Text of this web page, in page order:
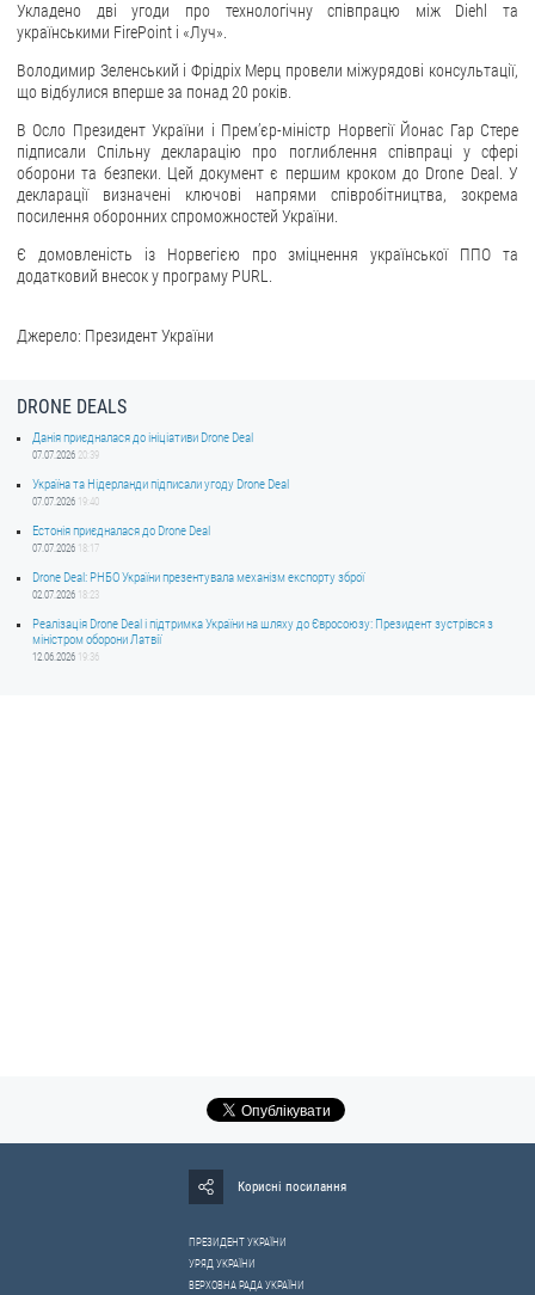
Укладено дві угоди про технологічну співпрацю між Diehl та
українськими FirePoint і «Луч».
Володимир Зеленський і Фрідріх Мерц провели міжурядові консультації,
що відбулися вперше за понад 20 років.
В Осло Президент України і Прем’єр-міністр Норвегії Йонас Гар Стере
підписали Спільну декларацію про поглиблення співпраці у сфері
оборони та безпеки. Цей документ є першим кроком до Drone Deal. У
декларації визначені ключові напрями співробітництва, зокрема
посилення оборонних спроможностей України.
Є домовленість із Норвегією про зміцнення української ППО та
додатковий внесок у програму PURL.
Джерело: Президент України
DRONE DEALS
Данія приєдналася до ініціативи Drone Deal
07.07.2026 20:39
Україна та Нідерланди підписали угоду Drone Deal
07.07.2026 19:40
Естонія приєдналася до Drone Deal
07.07.2026 18:17
Drone Deal: РНБО України презентувала механізм експорту зброї
02.07.2026 18:23
Реалізація Drone Deal і підтримка України на шляху до Євросоюзу: Президент зустрівся з
міністром оборони Латвії
12.06.2026 19:36
Корисні посилання
ПРЕЗИДЕНТ УКРАЇНИ
УРЯД УКРАЇНИ
ВЕРХОВНА РАДА УКРАЇНИ